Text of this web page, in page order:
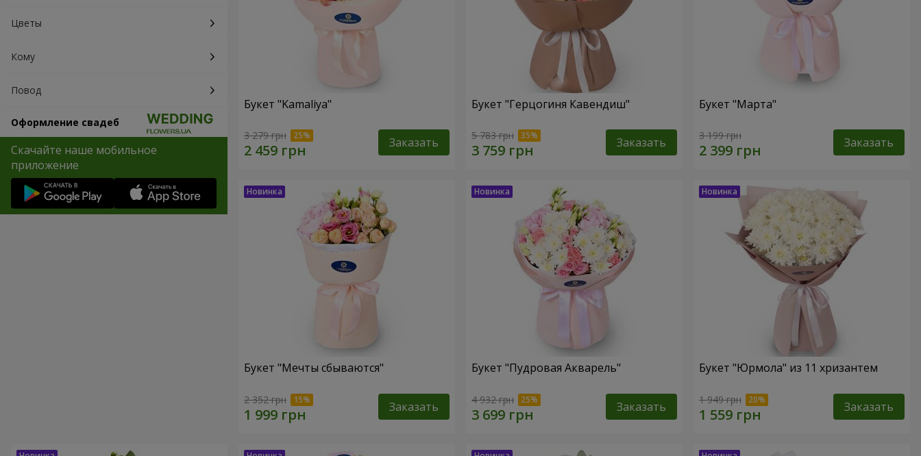
Цветы
Кому
Повод
Оформление свадеб
Скачайте наше мобильное
приложение
Букет "Kamaliya"
3 279 грн Заказать
Букет "Герцогиня Кавендиш"
5 783 грн Заказать
Букет "Марта"
3 199 грн Заказать
Букет "Мечты сбываются"
2 352 грн Заказать
Букет "Пудровая Акварель"
4 932 грн Заказать
Букет "Юрмола" из 11 хризантем
1 949 грн Заказать